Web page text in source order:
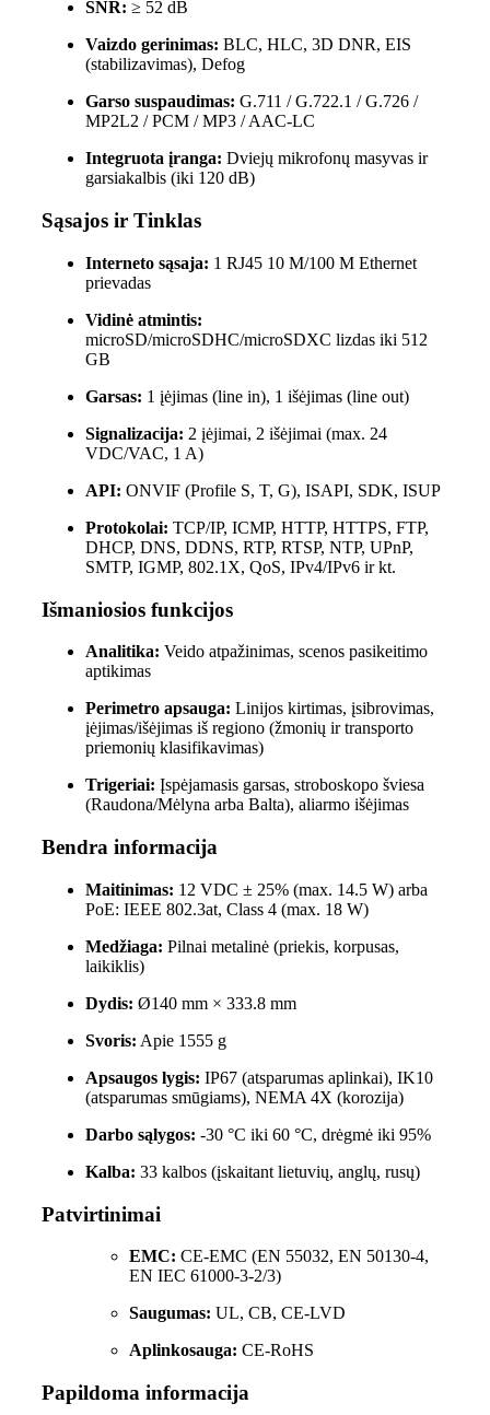
SNR: ≥ 52 dB
Vaizdo gerinimas: BLC, HLC, 3D DNR, EIS
(stabilizavimas), Defog
Garso suspaudimas: G.711 / G.722.1 / G.726 /
MP2L2 / PCM / MP3 / AAC-LC
Integruota įranga: Dviejų mikrofonų masyvas ir
garsiakalbis (iki 120 dB)
Sąsajos ir Tinklas
Interneto sąsaja: 1 RJ45 10 M/100 M Ethernet
prievadas
Vidinė atmintis:
microSD/microSDHC/microSDXC lizdas iki 512
GB
Garsas: 1 įėjimas (line in), 1 išėjimas (line out)
Signalizacija: 2 įėjimai, 2 išėjimai (max. 24
VDC/VAC, 1 A)
API: ONVIF (Profile S, T, G), ISAPI, SDK, ISUP
Protokolai: TCP/IP, ICMP, HTTP, HTTPS, FTP,
DHCP, DNS, DDNS, RTP, RTSP, NTP, UPnP,
SMTP, IGMP, 802.1X, QoS, IPv4/IPv6 ir kt.
Išmaniosios funkcijos
Analitika: Veido atpažinimas, scenos pasikeitimo
aptikimas
Perimetro apsauga: Linijos kirtimas, įsibrovimas,
įėjimas/išėjimas iš regiono (žmonių ir transporto
priemonių klasifikavimas)
Trigeriai: Įspėjamasis garsas, stroboskopo šviesa
(Raudona/Mėlyna arba Balta), aliarmo išėjimas
Bendra informacija
Maitinimas: 12 VDC ± 25% (max. 14.5 W) arba
PoE: IEEE 802.3at, Class 4 (max. 18 W)
Medžiaga: Pilnai metalinė (priekis, korpusas,
laikiklis)
Dydis: Ø140 mm × 333.8 mm
Svoris: Apie 1555 g
Apsaugos lygis: IP67 (atsparumas aplinkai), IK10
(atsparumas smūgiams), NEMA 4X (korozija)
Darbo sąlygos: -30 °C iki 60 °C, drėgmė iki 95%
Kalba: 33 kalbos (įskaitant lietuvių, anglų, rusų)
Patvirtinimai
EMC: CE-EMC (EN 55032, EN 50130-4,
EN IEC 61000-3-2/3)
Saugumas: UL, CB, CE-LVD
Aplinkosauga: CE-RoHS
Papildoma informacija